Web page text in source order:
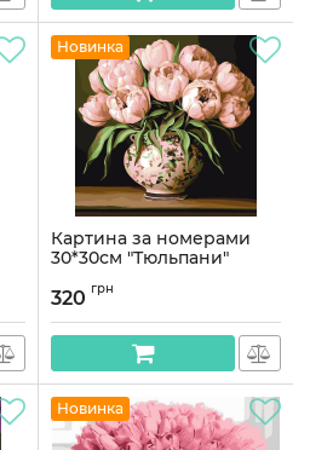
Новинка
Картина за номерами
30*30см "Тюльпани"
320 грн
Новинка